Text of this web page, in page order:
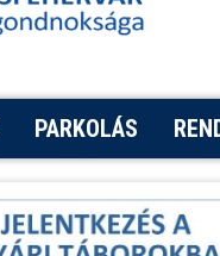
PARKOLÁS